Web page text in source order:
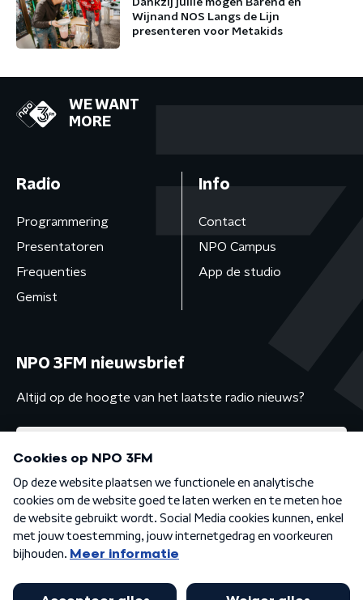
Dankzij jullie mogen Barend en
Wijnand NOS Langs de Lijn
presenteren voor Metakids
WE WANT
MORE
Radio
Programmering
Presentatoren
Frequenties
Gemist
Info
Contact
NPO Campus
App de studio
NPO 3FM nieuwsbrief
Altijd op de hoogte van het laatste radio nieuws?
Algemene voorwaarden Privacybeleid